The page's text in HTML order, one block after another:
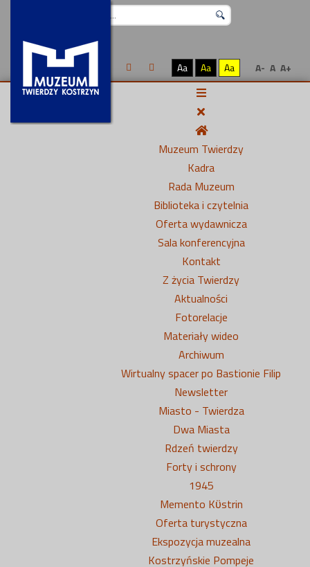
Aa Aa Aa A- A A+
Muzeum Twierdzy
Kadra
Rada Muzeum
Biblioteka i czytelnia
Oferta wydawnicza
Sala konferencyjna
Kontakt
Z życia Twierdzy
Aktualności
Fotorelacje
Materiały wideo
Archiwum
Wirtualny spacer po Bastionie Filip
Newsletter
Miasto - Twierdza
Dwa Miasta
Rdzeń twierdzy
Forty i schrony
1945
Memento Kϋstrin
Oferta turystyczna
Ekspozycja muzealna
Kostrzyńskie Pompeje